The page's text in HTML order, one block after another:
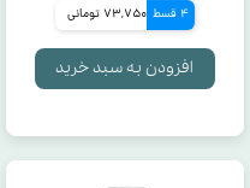
4 قسط 73,750 تومانی
افزودن به سبد خرید